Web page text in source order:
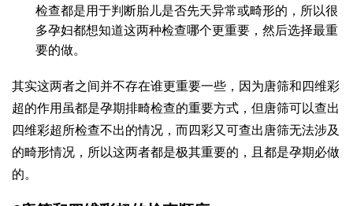
检查都是用于判断胎儿是否先天异常或畸形的，所以很
多孕妇都想知道这两种检查哪个更重要，然后选择最重
要的做。
其实这两者之间并不存在谁更重要一些，因为唐筛和四维彩
超的作用虽都是孕期排畸检查的重要方式，但唐筛可以查出
四维彩超所检查不出的情况，而四彩又可查出唐筛无法涉及
的畸形情况，所以这两者都是极其重要的，且都是孕期必做
的。